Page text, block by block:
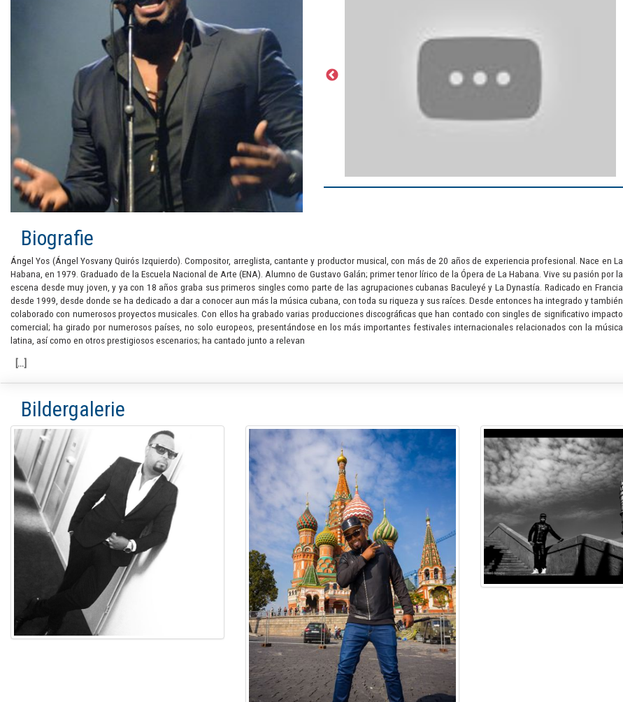
Biografie
Ángel Yos (Ángel Yosvany Quirós Izquierdo). Compositor, arreglista, cantante y productor musical, con más de 20 años de experiencia profesional. Nace en La
Habana, en 1979. Graduado de la Escuela Nacional de Arte (ENA). Alumno de Gustavo Galán; primer tenor lírico de la Ópera de La Habana. Vive su pasión por la
escena desde muy joven, y ya con 18 años graba sus primeros singles como parte de las agrupaciones cubanas Baculeyé y La Dynastía. Radicado en Francia
desde 1999, desde donde se ha dedicado a dar a conocer aun más la música cubana, con toda su riqueza y sus raíces. Desde entonces ha integrado y también
colaborado con numerosos proyectos musicales. Con ellos ha grabado varias producciones discográficas que han contado con singles de significativo impacto
comercial; ha girado por numerosos países, no solo europeos, presentándose en los más importantes festivales internacionales relacionados con la música
latina, así como en otros prestigiosos escenarios; ha cantado junto a relevan
Bildergalerie